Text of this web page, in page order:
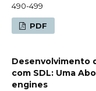
490-499
PDF
Desenvolvimento
com SDL: Uma
engines